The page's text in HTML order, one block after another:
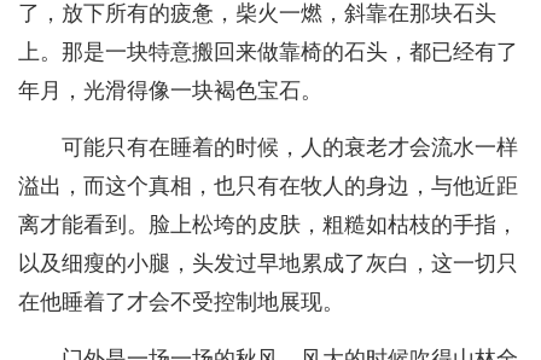
了，放下所有的疲惫，柴火一燃，斜靠在那块石头
上。那是一块特意搬回来做靠椅的石头，都已经有了
年月，光滑得像一块褐色宝石。
可能只有在睡着的时候，人的衰老才会流水一样
溢出，而这个真相，也只有在牧人的身边，与他近距
离才能看到。脸上松垮的皮肤，粗糙如枯枝的手指，
以及细瘦的小腿，头发过早地累成了灰白，这一切只
在他睡着了才会不受控制地展现。